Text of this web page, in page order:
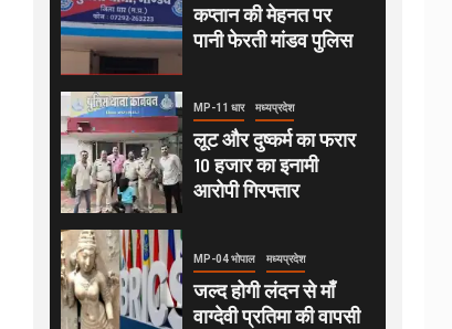
कप्तान की मेहनत पर
पानी फेरती मांडव पुलिस
MP-11 धार मध्यप्रदेश
लूट और दुष्कर्म का फरार
10 हजार का इनामी
आरोपी गिरफ्तार
MP-04 भोपाल मध्यप्रदेश
जल्द होगी लंदन से माँ
वाग्देवी प्रतिमा की वापसी